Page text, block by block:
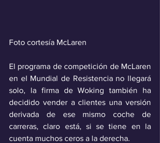
Foto cortesía McLaren
El programa de competición de McLaren
en el Mundial de Resistencia no llegará
solo, la firma de Woking también ha
decidido vender a clientes una versión
derivada de ese mismo coche de
carreras, claro está, si se tiene en la
cuenta muchos ceros a la derecha.